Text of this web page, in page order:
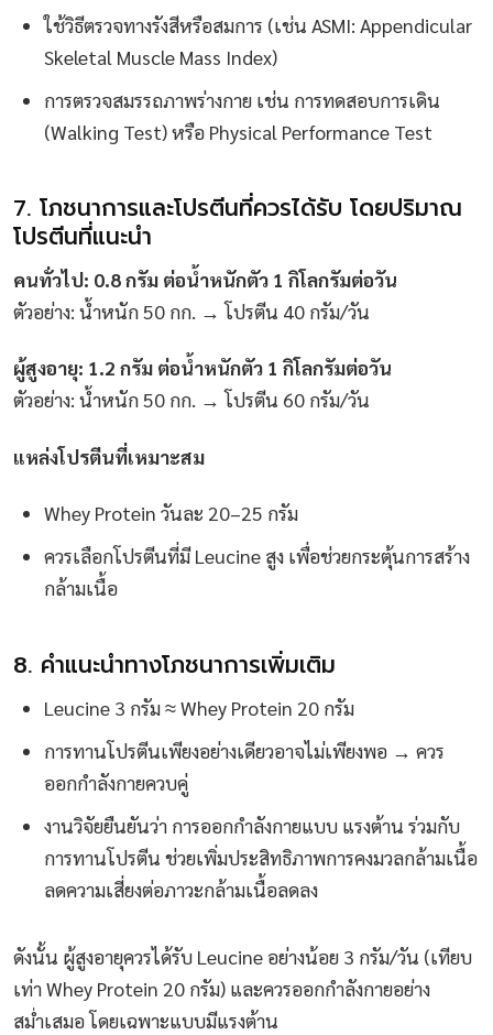
ใช้วิธีตรวจทางรังสีหรือสมการ (เช่น ASMI: Appendicular
Skeletal Muscle Mass Index)
การตรวจสมรรถภาพร่างกาย เช่น การทดสอบการเดิน
(Walking Test) หรือ Physical Performance Test
7. โภชนาการและโปรตีนที่ควรได้รับ โดยปริมาณ
โปรตีนที่แนะนำ
คนทั่วไป: 0.8 กรัม ต่อน้ำหนักตัว 1 กิโลกรัมต่อวัน
ตัวอย่าง: น้ำหนัก 50 กก. → โปรตีน 40 กรัม/วัน
ผู้สูงอายุ: 1.2 กรัม ต่อน้ำหนักตัว 1 กิโลกรัมต่อวัน
ตัวอย่าง: น้ำหนัก 50 กก. → โปรตีน 60 กรัม/วัน
แหล่งโปรตีนที่เหมาะสม
Whey Protein วันละ 20–25 กรัม
ควรเลือกโปรตีนที่มี Leucine สูง เพื่อช่วยกระตุ้นการสร้าง
กล้ามเนื้อ
8. คำแนะนำทางโภชนาการเพิ่มเติม
Leucine 3 กรัม ≈ Whey Protein 20 กรัม
การทานโปรตีนเพียงอย่างเดียวอาจไม่เพียงพอ → ควร
ออกกำลังกายควบคู่
งานวิจัยยืนยันว่า การออกกำลังกายแบบ แรงต้าน ร่วมกับ
การทานโปรตีน ช่วยเพิ่มประสิทธิภาพการคงมวลกล้ามเนื้อ
ลดความเสี่ยงต่อภาวะกล้ามเนื้อลดลง
ดังนั้น ผู้สูงอายุควรได้รับ Leucine อย่างน้อย 3 กรัม/วัน (เทียบ
เท่า Whey Protein 20 กรัม) และควรออกกำลังกายอย่าง
สม่ำเสมอ โดยเฉพาะแบบมีแรงต้าน